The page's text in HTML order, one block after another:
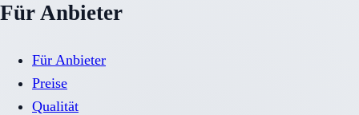
Für Anbieter
Für Anbieter
Preise
Qualität